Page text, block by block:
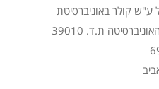
ע"ש קולר באוניברסיטת
ת.ד. 39010